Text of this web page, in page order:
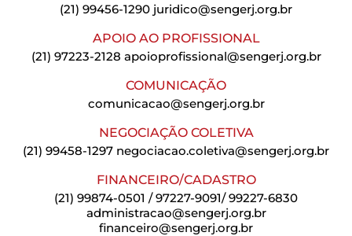
(21) 99456-1290 juridico@sengerj.org.br
APOIO AO PROFISSIONAL
(21) 97223-2128 apoioprofissional@sengerj.org.br
COMUNICAÇÃO
comunicacao@sengerj.org.br
NEGOCIAÇÃO COLETIVA
(21) 99458-1297 negociacao.coletiva@sengerj.org.br
FINANCEIRO/CADASTRO
(21) 99874-0501 / 97227-9091/ 99227-6830
administracao@sengerj.org.br
financeiro@sengerj.org.br